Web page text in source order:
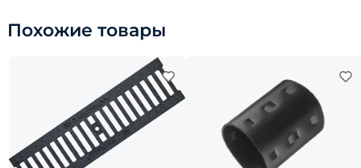
Похожие товары